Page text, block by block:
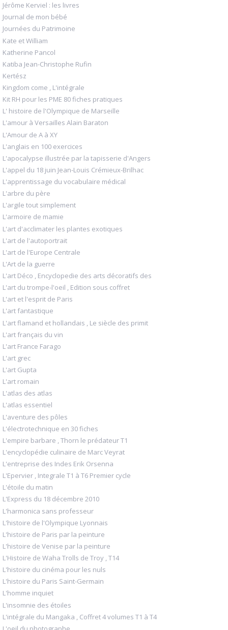
Jérôme Kerviel : les livres
Journal de mon bébé
Journées du Patrimoine
Kate et William
Katherine Pancol
Katiba Jean-Christophe Rufin
Kertész
Kingdom come , L'intégrale
Kit RH pour les PME 80 fiches pratiques
L' histoire de l'Olympique de Marseille
L'amour à Versailles Alain Baraton
L'Amour de A à XY
L'anglais en 100 exercices
L'apocalypse illustrée par la tapisserie d'Angers
L'appel du 18 juin Jean-Louis Crémieux-Brilhac
L'apprentissage du vocabulaire médical
L'arbre du père
L'argile tout simplement
L'armoire de mamie
L'art d'acclimater les plantes exotiques
L'art de l'autoportrait
L'art de l'Europe Centrale
L'Art de la guerre
L'art Déco , Encyclopedie des arts décoratifs des
L'art du trompe-l'oeil , Edition sous coffret
L'art et l'esprit de Paris
L'art fantastique
L'art flamand et hollandais , Le siècle des primit
L'art français du vin
L'art France Farago
L'art grec
L'art Gupta
L'art romain
L'atlas des atlas
L'atlas essentiel
L'aventure des pôles
L'électrotechnique en 30 fiches
L'empire barbare , Thorn le prédateur T1
L'encyclopédie culinaire de Marc Veyrat
L'entreprise des Indes Erik Orsenna
L'Epervier , Integrale T1 à T6 Premier cycle
L'étoile du matin
L'Express du 18 décembre 2010
L'harmonica sans professeur
L'histoire de l'Olympique Lyonnais
L'histoire de Paris par la peinture
L'histoire de Venise par la peinture
L'Histoire de Waha Trolls de Troy , T14
L'histoire du cinéma pour les nuls
L'histoire du Paris Saint-Germain
L'homme inquiet
L'insomnie des étoiles
L'intégrale du Mangaka , Coffret 4 volumes T1 à T4